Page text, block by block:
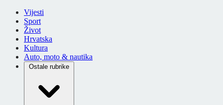
Vijesti
Sport
Život
Hrvatska
Kultura
Auto, moto & nautika
Ostale rubrike